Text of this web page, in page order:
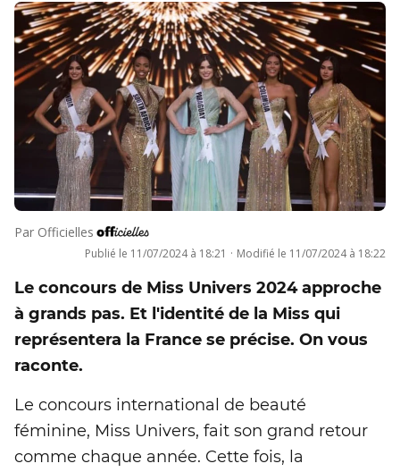
Par Officielles
Publié le 11/07/2024 à 18:21 · Modifié le 11/07/2024 à 18:22
Le concours de Miss Univers 2024 approche
à grands pas. Et l'identité de la Miss qui
représentera la France se précise. On vous
raconte.
Le concours international de beauté
féminine, Miss Univers, fait son grand retour
comme chaque année. Cette fois, la